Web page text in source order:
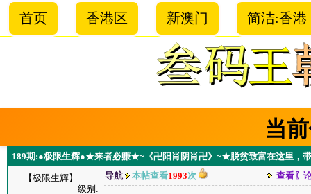
首页 香港区 新澳门 简洁:香港
当
189期:●极限生辉●★来者必赚★~《卍阳肖阴肖卍》~★脱贫致富在这里，
【极限生辉】
级别:
导航 本帖查看1993次 查看〖